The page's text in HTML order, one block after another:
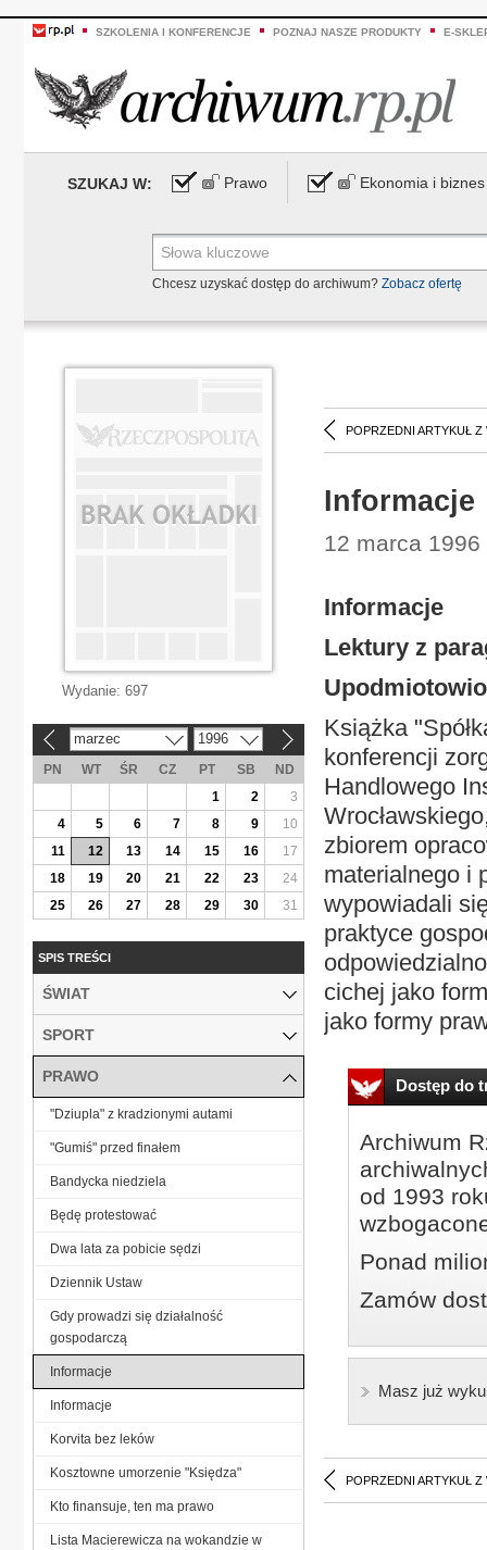
SZKOLENIA I KONFERENCJE POZNAJ NASZE PRODUKTY E-
SZUKAJ W: Prawo Ekonomia i biznes
Chcesz uzyskać dostęp do archiwum? Zobacz ofertę
POPRZEDNI ARTYKUŁ Z
Informacje
12 marca 1996
Informacje
Lektury z
Książka
konferencji
Handlowego
zbiorem
materialnego i
wypowiadali
praktyce
cichej jako
jako formy
Dostęp do
Archiwum
od 1993
Ponad
Zamów
Masz już
POPRZEDNI ARTYKUŁ Z
Wydanie: 697
marzec 1996
PN WT ŚR CZ PT SB
ND
1
2
3
4
5 6 7 8 9
10
11
12 13 14 15 16
17
18
19 20 21 22 23
24
25
26 27 28 29 30 31
SPIS TREŚCI
ŚWIAT
SPORT
PRAWO
"Dziupla" z kradzionymi autami
"Gumiś" przed finałem
Bandycka niedziela
Będę protestować
Dwa lata za pobicie sędzi
Dziennik Ustaw
Gdy prowadzi się działalność
gospodarczą
Informacje
Informacje
Korvita bez leków
Kosztowne umorzenie "Księdza"
Kto finansuje, ten ma prawo
Lista Macierewicza na wokandzie w